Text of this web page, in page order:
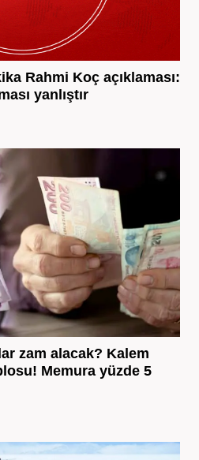
Rahmi Koç açıklaması:
yanlıştır
zam alacak? Kalem
Memura yüzde 5